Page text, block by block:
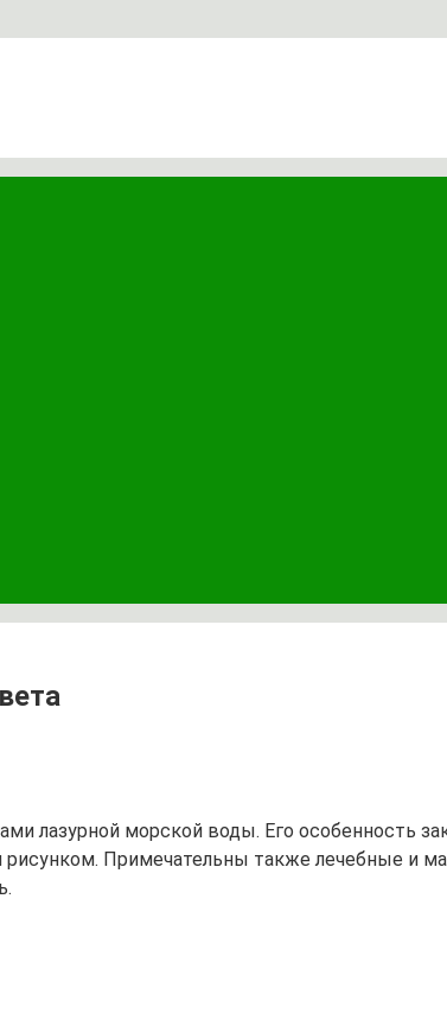
лазурной морской воды. Его особенность
Примечательны также лечебные и